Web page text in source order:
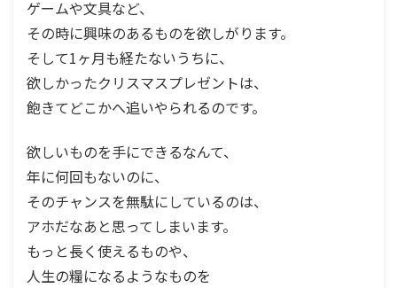
ゲームや文具など、
その時に興味のあるものを欲しがります。
そして1ヶ月も経たないうちに、
欲しかったクリスマスプレゼントは、
飽きてどこかへ追いやられるのです。
欲しいものを手にできるなんて、
年に何回もないのに、
そのチャンスを無駄にしているのは、
アホだなあと思ってしまいます。
もっと長く使えるものや、
人生の糧になるようなものを